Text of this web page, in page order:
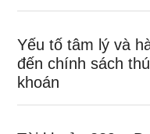
Yếu tố tâm lý và
đến chính sách
khoán